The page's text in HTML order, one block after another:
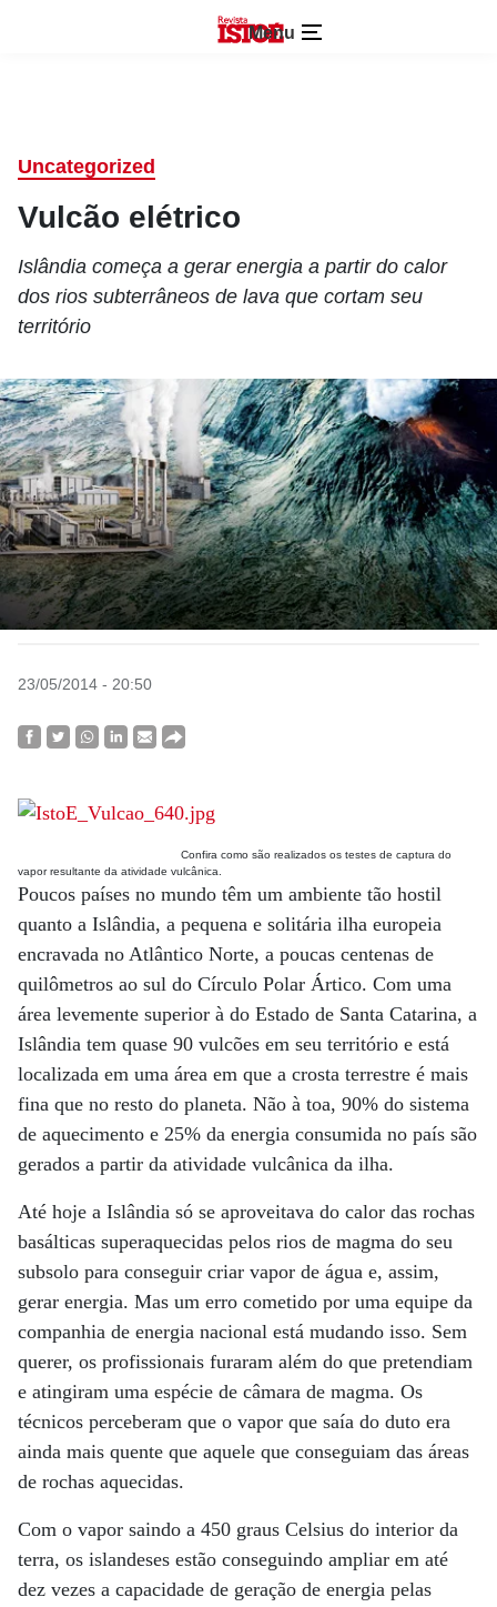
Menu
Uncategorized
Vulcão elétrico
Islândia começa a gerar energia a partir do calor
dos rios subterrâneos de lava que cortam seu
território
23/05/2014 - 20:50
Confira como são realizados os testes de captura do
vapor resultante da atividade vulcânica.
Poucos países no mundo têm um ambiente tão hostil
quanto a Islândia, a pequena e solitária ilha europeia
encravada no Atlântico Norte, a poucas centenas de
quilômetros ao sul do Círculo Polar Ártico. Com uma
área levemente superior à do Estado de Santa Catarina, a
Islândia tem quase 90 vulcões em seu território e está
localizada em uma área em que a crosta terrestre é mais
fina que no resto do planeta. Não à toa, 90% do sistema
de aquecimento e 25% da energia consumida no país são
gerados a partir da atividade vulcânica da ilha.
Até hoje a Islândia só se aproveitava do calor das rochas
basálticas superaquecidas pelos rios de magma do seu
subsolo para conseguir criar vapor de água e, assim,
gerar energia. Mas um erro cometido por uma equipe da
companhia de energia nacional está mudando isso. Sem
querer, os profissionais furaram além do que pretendiam
e atingiram uma espécie de câmara de magma. Os
técnicos perceberam que o vapor que saía do duto era
ainda mais quente que aquele que conseguiam das áreas
de rochas aquecidas.
Com o vapor saindo a 450 graus Celsius do interior da
terra, os islandeses estão conseguindo ampliar em até
dez vezes a capacidade de geração de energia pelas